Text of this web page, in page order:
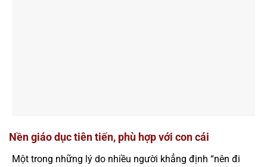
Nền giáo dục tiên tiến, phù hợp với con cái
Một trong những lý do nhiều người khẳng định “nên đi